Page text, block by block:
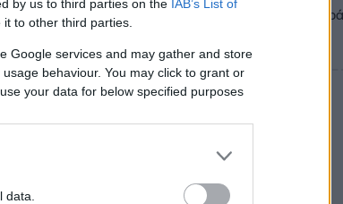
by us to third parties on the IAB’s List of
to other third parties.
Google services and may gather and store
behaviour. You may click to grant or
your data for below specified purposes
az orosz dezinformációs gépezet, a legújabb
hogy a Kreml és szövetségesei